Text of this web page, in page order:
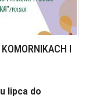
I
lipca do